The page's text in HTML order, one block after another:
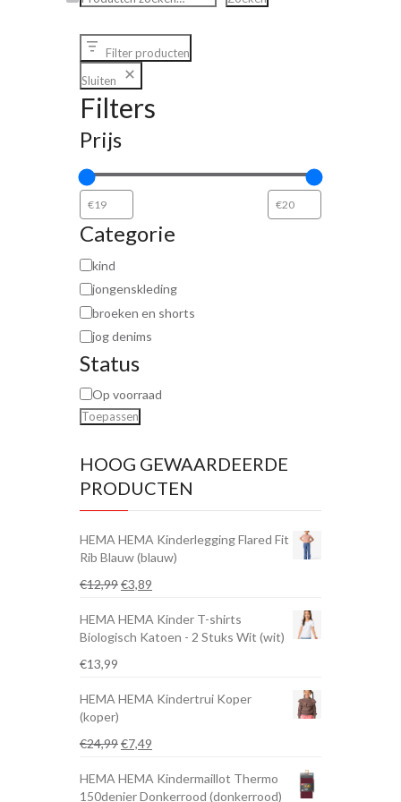
Filter producten
Sluiten
Filters
Prijs
Categorie
kind
jongenskleding
broeken en shorts
jog denims
Status
Op voorraad
Toepassen
HOOG GEWAARDEERDE
PRODUCTEN
HEMA HEMA Kinderlegging Flared Fit
Rib Blauw (blauw)
€12,99Oorspronkelijke
was:
€12,99.
€3,89
is:
€3,89.
HEMA HEMA Kinder T-shirts
Biologisch Katoen - 2 Stuks Wit (wit)
€13,99
HEMA HEMA Kindertrui Koper
(koper)
€24,99Oorspronkelijke
was:
€24,99.
€7,49
is:
€7,49.
HEMA HEMA Kindermaillot Thermo
150denier Donkerrood (donkerrood)